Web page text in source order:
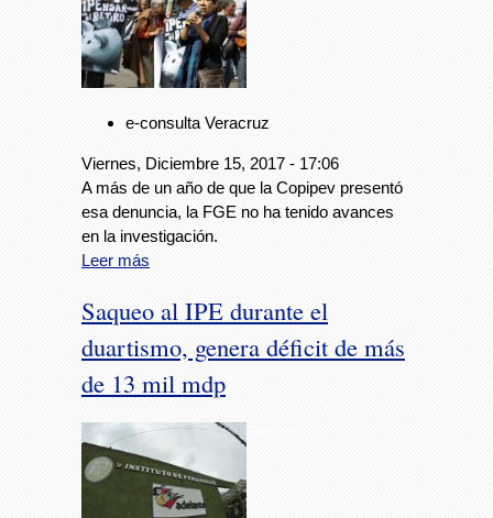
e-consulta Veracruz
Viernes, Diciembre 15, 2017 - 17:06
A más de un año de que la Copipev presentó
esa denuncia, la FGE no ha tenido avances
en la investigación.
Leer más
Saqueo al IPE durante el
duartismo, genera déficit de más
de 13 mil mdp